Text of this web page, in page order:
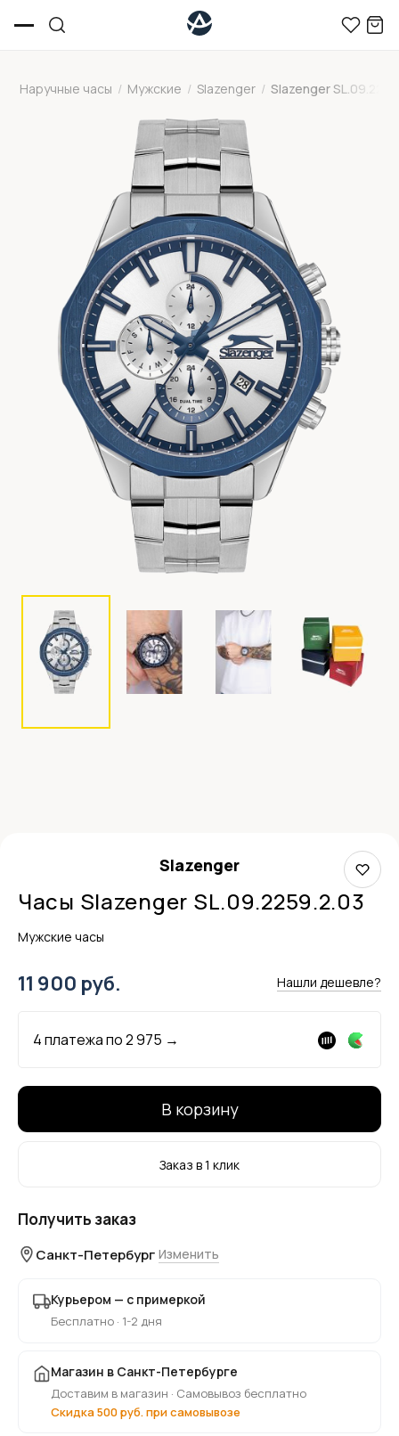
Наручные часы / Мужские / Slazenger / Slazenger
Slazenger
Часы Slazenger SL.09.2259.2.03
Мужские часы
11 900 руб. Нашли дешевле?
4 платежа по2 975 →
В корзину
Заказ в 1 клик
Получить заказ
Санкт-Петербург Изменить
Курьером — с примеркой
Бесплатно · 1-2 дня
Магазин в Санкт-Петербурге
Доставим в магазин · Самовывоз бесплатно
Скидка 500 руб. при самовывозе